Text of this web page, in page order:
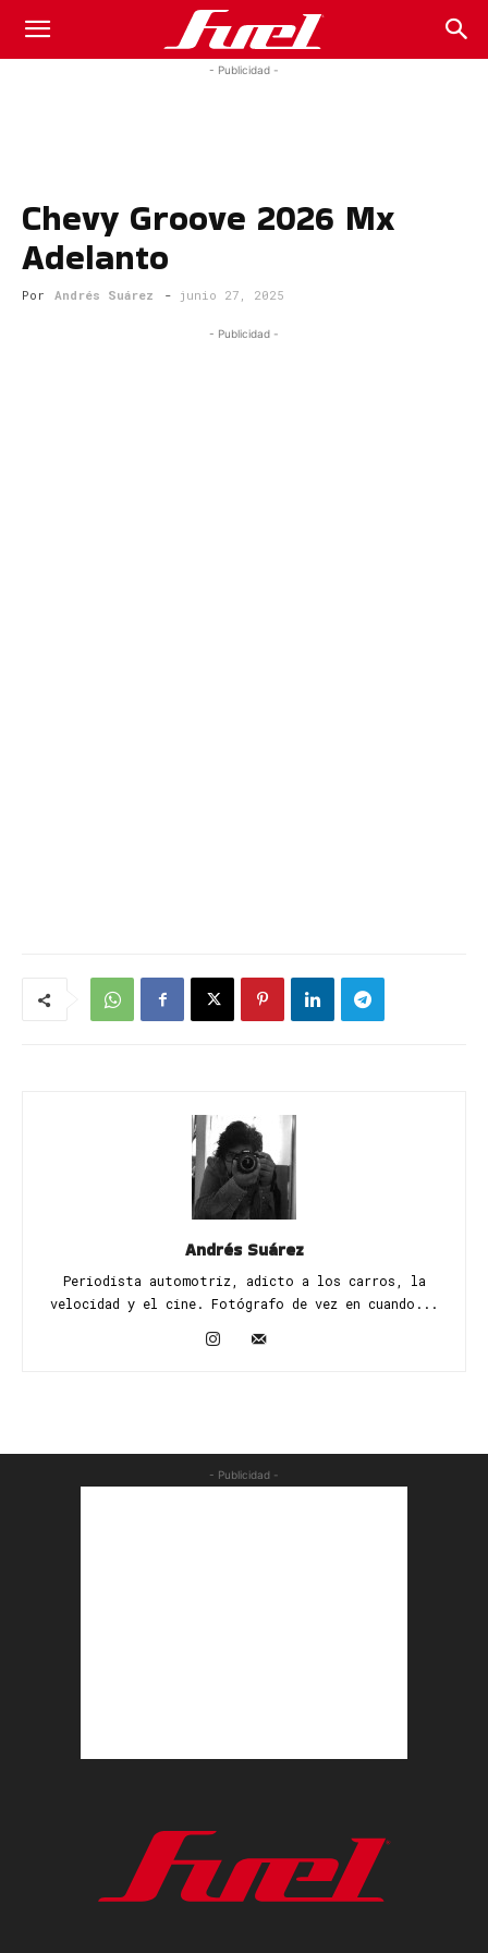
Fuel
Magazine
- Publicidad -
Chevy Groove 2026 Mx
Adelanto
Por Andrés Suárez - junio 27, 2025
- Publicidad -
Andrés Suárez
Periodista automotriz, adicto a los carros, la
velocidad y el cine. Fotógrafo de vez en cuando...
- Publicidad -